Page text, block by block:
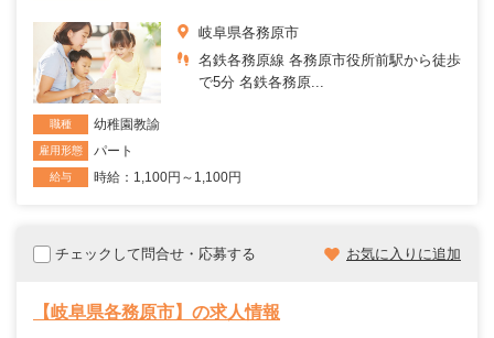
岐阜県各務原市
名鉄各務原線 各務原市役所前駅から徒歩
で5分 名鉄各務原...
職種 幼稚園教諭
雇用形態 パート
給与 時給：1,100円～1,100円
チェックして問合せ・応募する お気に入りに追加
【岐阜県各務原市】の求人情報